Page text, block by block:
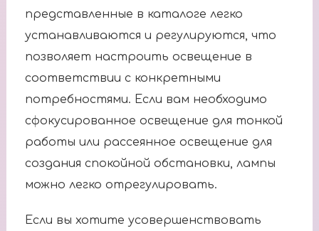
представленные в каталоге легко
устанавливаются и регулируются, что
позволяет настроить освещение в
соответствии с конкретными
потребностями. Если вам необходимо
сфокусированное освещение для тонкой
работы или рассеянное освещение для
создания спокойной обстановки, лампы
можно легко отрегулировать.
Если вы хотите усовершенствовать